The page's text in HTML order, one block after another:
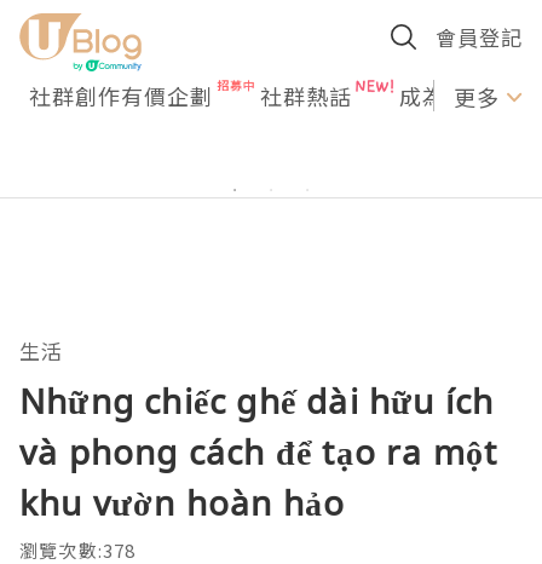
會員登記
社群創作有價企劃 社群熱話 成為U更多
生活
Những chiếc ghế dài hữu ích
và phong cách để tạo ra một
khu vườn hoàn hảo
瀏覽次數:378